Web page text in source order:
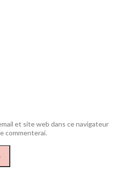
et site web dans ce navigateur
commenterai.